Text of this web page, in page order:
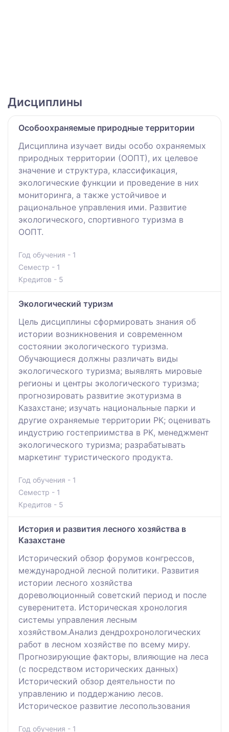
Дисциплины
Особоохраняемые природные территории
Дисциплина изучает виды особо охраняемых
природных территории (ООПТ), их целевое
значение и структура, классификация,
экологические функции и проведение в них
мониторинга, а также устойчивое и
рациональное управления ими. Развитие
экологического, спортивного туризма в
ООПТ.
Год обучения - 1
Семестр - 1
Кредитов - 5
Экологический туризм
Цель дисциплины сформировать знания об
истории возникновения и современном
состоянии экологического туризма.
Обучающиеся должны различать виды
экологического туризма; выявлять мировые
регионы и центры экологического туризма;
прогнозировать развитие экотуризма в
Казахстане; изучать национальные парки и
другие охраняемые территории РК; оценивать
индустрию гостеприимства в РК, менеджмент
экологического туризма; разрабатывать
маркетинг туристического продукта.
Год обучения - 1
Семестр - 1
Кредитов - 5
История и развития лесного хозяйства в
Казахстане
Исторический обзор форумов конгрессов,
международной лесной политики. Развития
истории лесного хозяйства
дореволюционный советский период и после
суверенитета. Историческая хронология
системы управления лесным
хозяйством.Анализ дендрохронологических
работ в лесном хозяйстве по всему миру.
Прогнозирующие факторы, влияющие на леса
(с посредством исторических данных)
Исторический обзор деятельности по
управлению и поддержанию лесов.
Историческое развитие лесопользования
Год обучения - 1